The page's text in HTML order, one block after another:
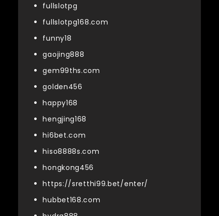
fullslotpg
fullslotpg168.com
funny18
gaojing888
gem99ths.com
golden456
happy168
hengjing168
hi6bet.com
hiso8888s.com
hongkong456
https://sretthi99.bet/enter/
hubbet168.com